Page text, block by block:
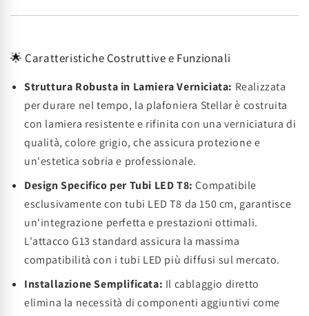
🌟 Caratteristiche Costruttive e Funzionali
Struttura Robusta in Lamiera Verniciata: Realizzata
per durare nel tempo, la plafoniera Stellar è costruita
con lamiera resistente e rifinita con una verniciatura di
qualità, colore grigio, che assicura protezione e
un'estetica sobria e professionale.
Design Specifico per Tubi LED T8: Compatibile
esclusivamente con tubi LED T8 da 150 cm, garantisce
un'integrazione perfetta e prestazioni ottimali.
L'attacco G13 standard assicura la massima
compatibilità con i tubi LED più diffusi sul mercato.
Installazione Semplificata: Il cablaggio diretto
elimina la necessità di componenti aggiuntivi come